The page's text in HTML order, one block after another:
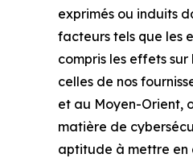
exprimés ou induits
facteurs tels que les
compris les effets
celles de nos
et au Moyen-Orient,
matière de
aptitude à mettre en